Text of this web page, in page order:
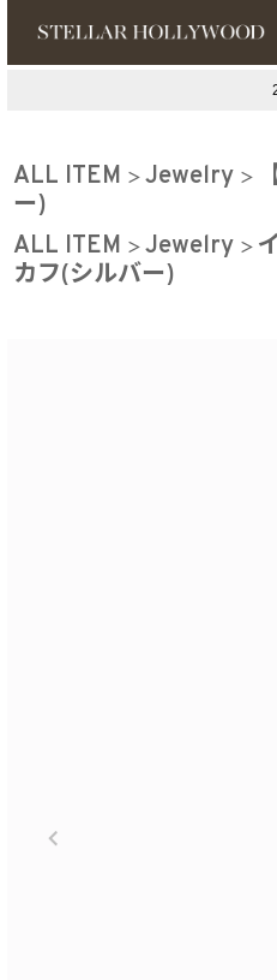
#スタッフイチ押し（
ALL ITEM Jewelry
ー)
ALL ITEM
Jewelry
カフ(シルバー)